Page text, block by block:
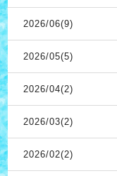
2026/06(9)
2026/05(5)
2026/04(2)
2026/03(2)
2026/02(2)